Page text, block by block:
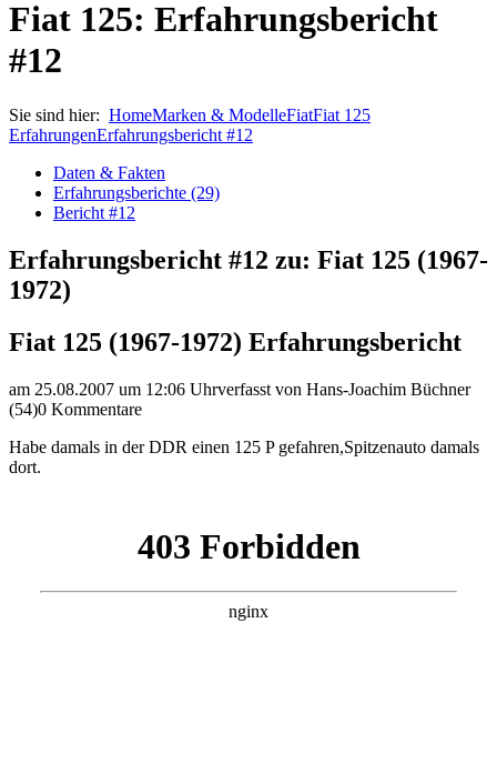
Fiat 125: Erfahrungsbericht
#12
Sie sind hier: HomeMarken & ModelleFiatFiat 125
ErfahrungenErfahrungsbericht #12
Daten & Fakten
Erfahrungsberichte (29)
Bericht #12
Erfahrungsbericht #12 zu: Fiat 125 (1967-
1972)
Fiat 125 (1967-1972) Erfahrungsbericht
am 25.08.2007 um 12:06 Uhrverfasst von Hans-Joachim Büchner
(54)0 Kommentare
Habe damals in der DDR einen 125 P gefahren,Spitzenauto damals
dort.